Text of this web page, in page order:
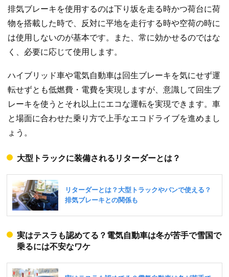
排気ブレーキを使用するのは下り坂を走る時かつ荷台に荷
物を搭載した時で、反対に平地を走行する時や空荷の時に
は使用しないのが基本です。また、常に効かせるのではな
く、必要に応じて使用します。
ハイブリッド車や電気自動車は回生ブレーキを気にせず運
転せずとも低燃費・電費を実現しますが、意識して回生ブ
レーキを使うとそれ以上にエコな運転を実現できます。車
と場面に合わせた乗り方で上手なエコドライブを進めまし
ょう。
大型トラックに装備されるリターダーとは？
実はテスラも認めてる？電気自動車は冬が苦手で雪国で
乗るには不安なワケ